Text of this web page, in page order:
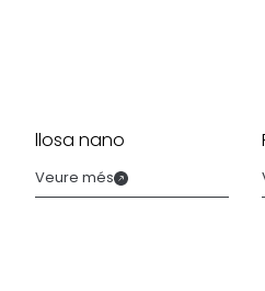
llosa nano
Veure més